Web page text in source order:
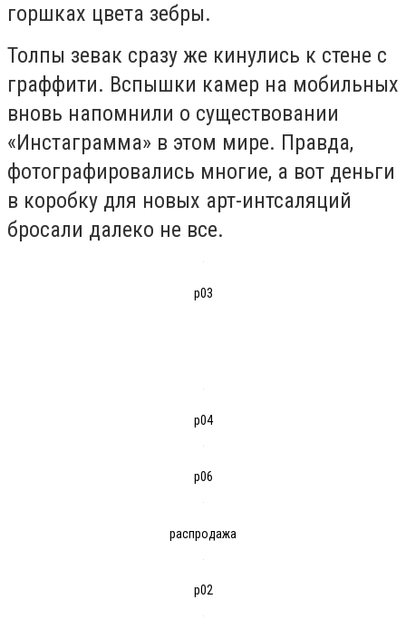
горшках цвета зебры.
Толпы зевак сразу же кинулись к стене с
граффити. Вспышки камер на мобильных
вновь напомнили о существовании
«Инстаграмма» в этом мире. Правда,
фотографировались многие, а вот деньги
в коробку для новых арт-интсаляций
бросали далеко не все.
р03
р04
р06
распродажа
р02